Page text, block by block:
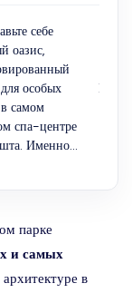
себе
оазис,
особых
самом
спа-центре
Именно...
Гибко
парке
и самых
в